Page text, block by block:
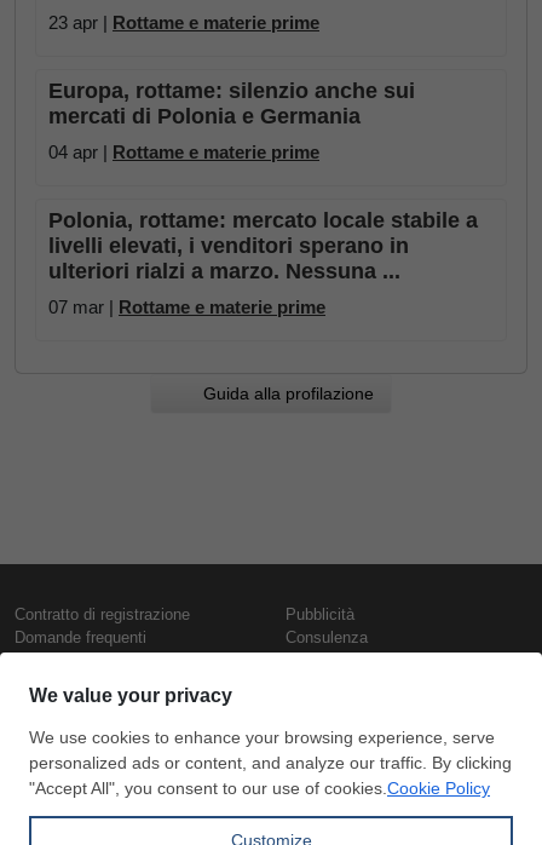
23 apr | Rottame e materie prime
Europa, rottame: silenzio anche sui
mercati di Polonia e Germania
04 apr | Rottame e materie prime
Polonia, rottame: mercato locale stabile a
livelli elevati, i venditori sperano in
ulteriori rialzi a marzo. Nessuna ...
07 mar | Rottame e materie prime
Guida alla profilazione
Contratto di registrazione
Domande frequenti
Presentazione
Contattaci
Termini di utilizzo
Politica di riservatezza
Pubblicità
Consulenza
Prezzi e indici
Marketplace Inc.